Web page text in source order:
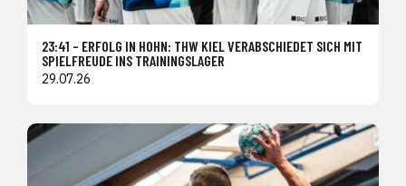
23:41 – ERFOLG IN HOHN: THW KIEL VERABSCHIEDET SICH MIT
SPIELFREUDE INS TRAININGSLAGER
29.07.26